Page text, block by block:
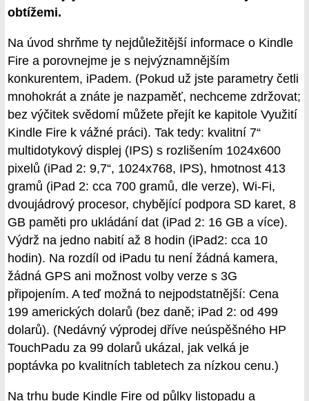
obtížemi.
Na úvod shrňme ty nejdůležitější informace o Kindle
Fire a porovnejme je s nejvýznamnějším
konkurentem, iPadem. (Pokud už jste parametry četli
mnohokrát a znáte je nazpaměť, nechceme zdržovat;
bez výčitek svědomí můžete přejít ke kapitole Využití
Kindle Fire k vážné práci). Tak tedy: kvalitní 7“
multidotykový displej (IPS) s rozlišením 1024x600
pixelů (iPad 2: 9,7“, 1024x768, IPS), hmotnost 413
gramů (iPad 2: cca 700 gramů, dle verze), Wi-Fi,
dvoujádrový procesor, chybějící podpora SD karet, 8
GB paměti pro ukládání dat (iPad 2: 16 GB a více).
Výdrž na jedno nabití až 8 hodin (iPad2: cca 10
hodin). Na rozdíl od iPadu tu není žádná kamera,
žádná GPS ani možnost volby verze s 3G
připojením. A teď možná to nejpodstatnější: Cena
199 amerických dolarů (bez daně; iPad 2: od 499
dolarů). (Nedávný výprodej dříve neúspěšného HP
TouchPadu za 99 dolarů ukázal, jak velká je
poptávka po kvalitních tabletech za nízkou cenu.)
Na trhu bude Kindle Fire od půlky listopadu a